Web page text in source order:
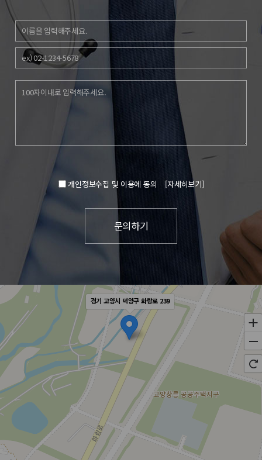
개인정보수집 및 이용에 동의 [자세히보기]
경기 고양시 덕양구 화랑로 239